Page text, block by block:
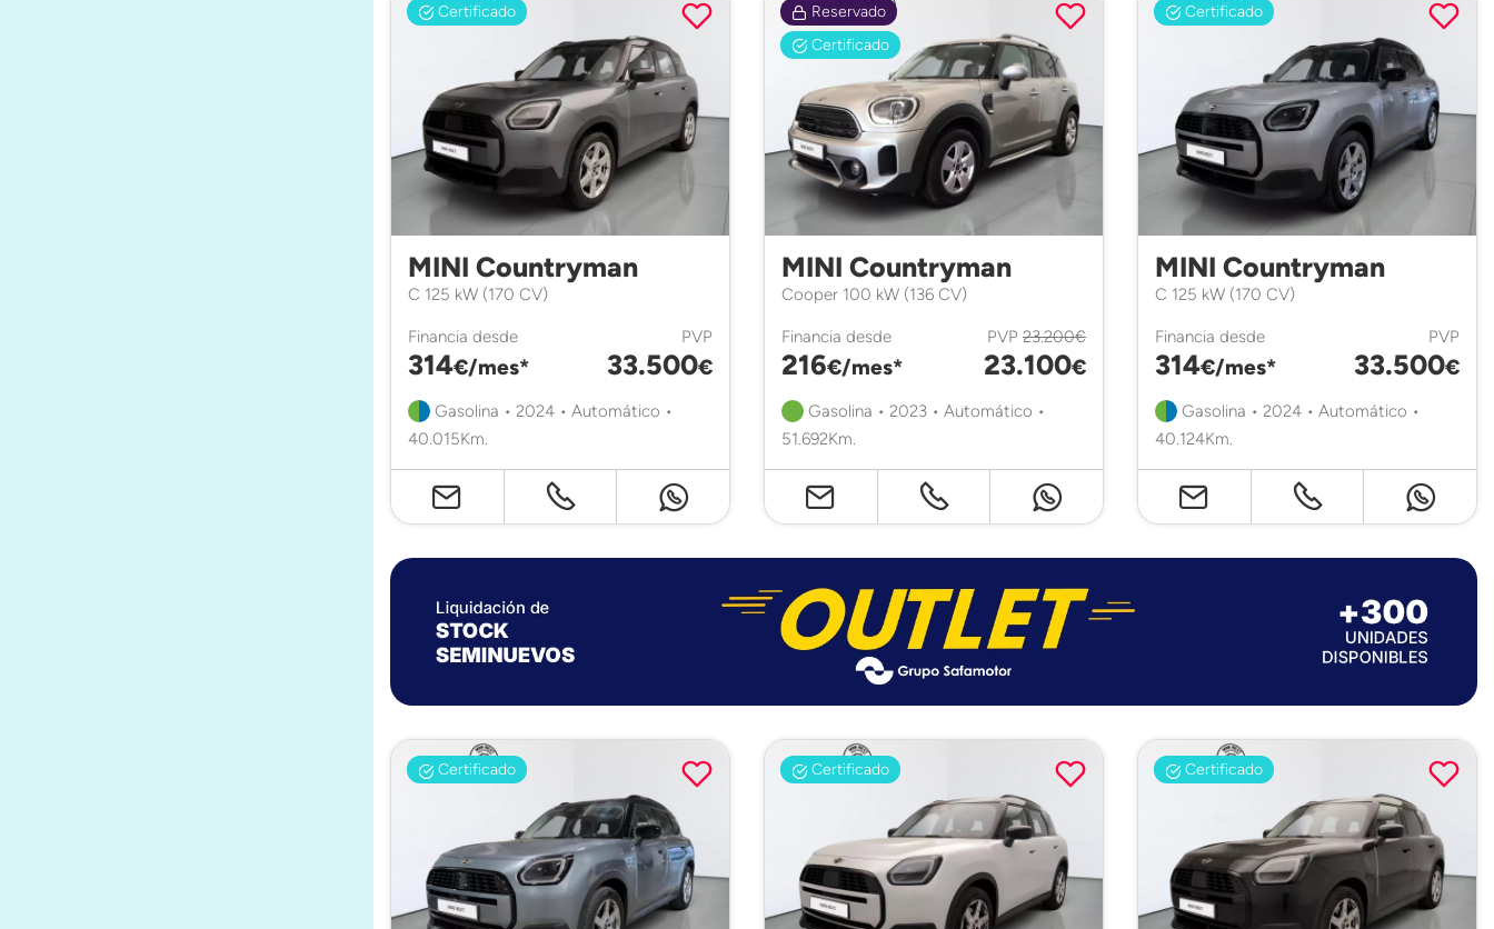
Certificado
MINI Countryman
C 125 kW (170 CV)
Financia desde
314€/mes*
PVP
33.500€
Gasolina • 2024 • Automático •
40.015Km.
Reservado
Certificado
MINI Countryman
Cooper 100 kW (136 CV)
Financia desde
216€/mes*
PVP 23.200€
23.100€
Gasolina • 2023 • Automático •
51.692Km.
Certificado
MINI Countryman
C 125 kW (170 CV)
Financia desde
314€/mes*
PVP
33.500€
Gasolina • 2024 • Automático •
40.124Km.
Certificado Certificado Certificado